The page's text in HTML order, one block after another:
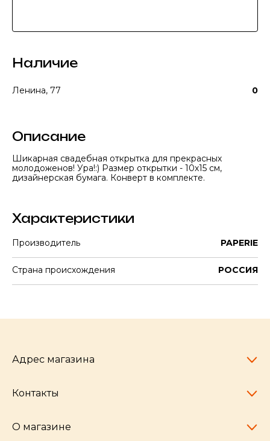
Наличие
Ленина, 77 0
Описание
Шикарная свадебная открытка для прекрасных
молодоженов! Ура!:) Размер открытки - 10х15 см,
дизайнерская бумага. Конверт в комплекте.
Характеристики
Производитель PAPERIE
Страна происхождения РОССИЯ
Адрес магазина
Челябинск,
Контакты
pocherkartshop@mail.ru
О магазине